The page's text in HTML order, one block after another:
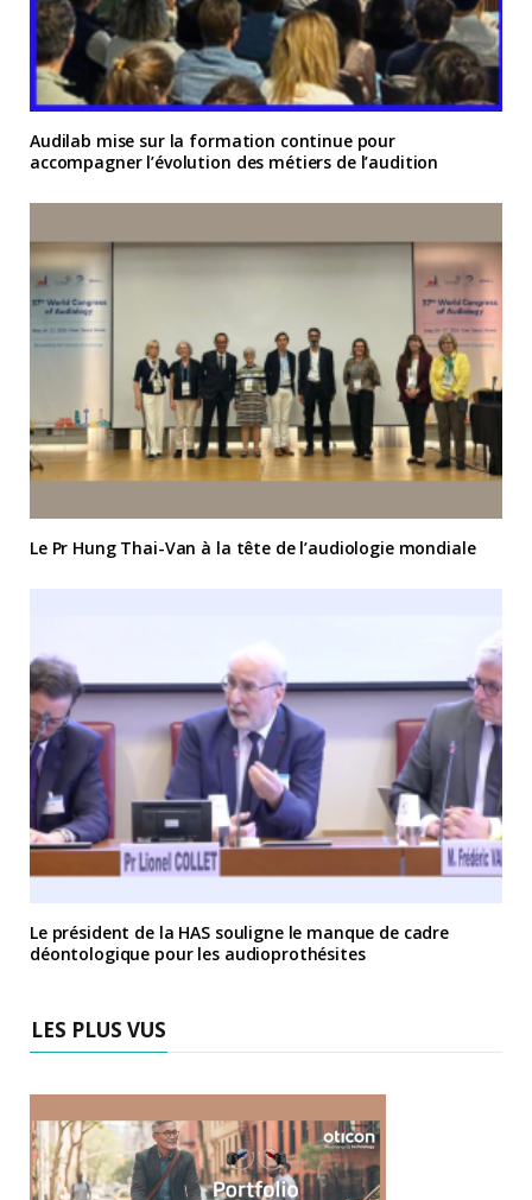
Audilab mise sur la formation continue pour
accompagner l’évolution des métiers de l’audition
Le Pr Hung Thai-Van à la tête de l’audiologie mondiale
Le président de la HAS souligne le manque de cadre
déontologique pour les audioprothésites
LES PLUS VUS